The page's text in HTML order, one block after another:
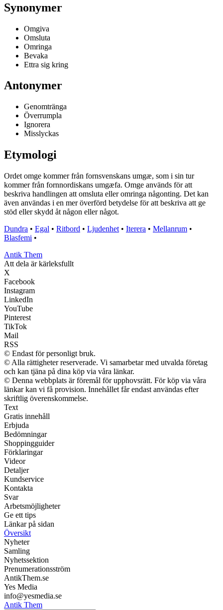
Synonymer
Omgiva
Omsluta
Omringa
Bevaka
Ettra sig kring
Antonymer
Genomtränga
Överrumpla
Ignorera
Misslyckas
Etymologi
Ordet omge kommer från fornsvenskans umgæ, som i sin tur
kommer från fornnordiskans umgæfa. Omge används för att
beskriva handlingen att omsluta eller omringa någonting. Det kan
även användas i en mer överförd betydelse för att beskriva att ge
stöd eller skydd åt någon eller något.
Dundra • Egal • Ritbord • Ljudenhet • Iterera • Mellanrum •
Blasfemi •
Antik Them
Att dela är kärleksfullt
X
Facebook
Instagram
LinkedIn
YouTube
Pinterest
TikTok
Mail
RSS
© Endast för personligt bruk.
© Alla rättigheter reserverade. Vi samarbetar med utvalda företag
och kan tjäna på dina köp via våra länkar.
© Denna webbplats är föremål för upphovsrätt. För köp via våra
länkar kan vi få provision. Innehållet får endast användas efter
skriftlig överenskommelse.
Text
Gratis innehåll
Erbjuda
Bedömningar
Shoppingguider
Förklaringar
Videor
Detaljer
Kundservice
Kontakta
Svar
Arbetsmöjligheter
Ge ett tips
Länkar på sidan
Översikt
Nyheter
Samling
Nyhetssektion
Prenumerationsström
AntikThem.se
Yes Media
info@yesmedia.se
Antik Them